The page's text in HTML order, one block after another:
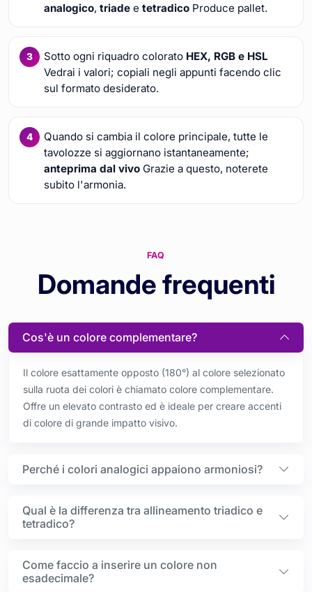
analogico, triadee tetradicoProduce pallet.
Sotto ogni riquadro colorato HEX, RGB e HSL
Vedrai i valori; copiali negli appunti facendo clic
sul formato desiderato.
Quando si cambia il colore principale, tutte le
tavolozze si aggiornano istantaneamente;
anteprima dal vivoGrazie a questo, noterete
subito l'armonia.
FAQ
Domande frequenti
Cos'è un colore complementare?
Il colore esattamente opposto (180°) al colore selezionato
sulla ruota dei colori è chiamato colore complementare.
Offre un elevato contrasto ed è ideale per creare accenti
di colore di grande impatto visivo.
Perché i colori analogici appaiono armoniosi?
Qual è la differenza tra allineamento triadico e
tetradico?
Come faccio a inserire un colore non
esadecimale?